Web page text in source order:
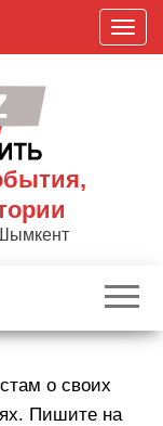
П
о
к
р
о своих
Пишите на